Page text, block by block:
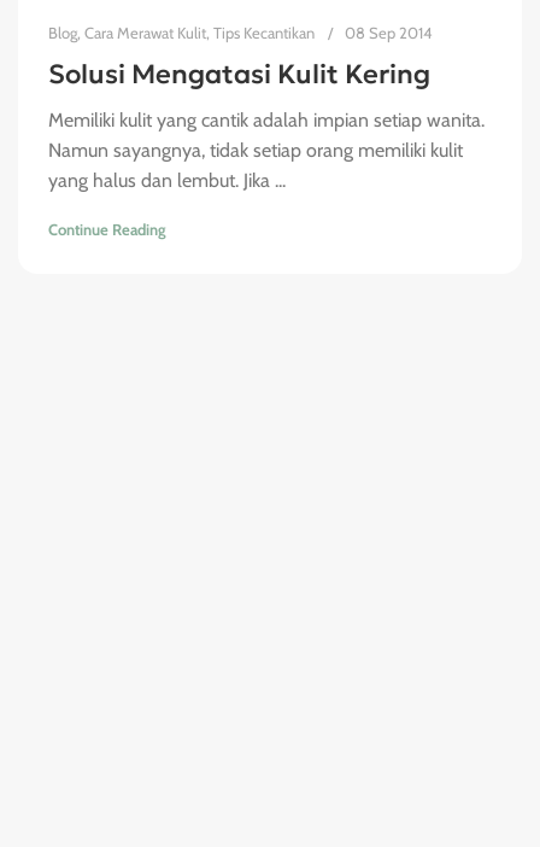
Blog, Cara Merawat Kulit, Tips Kecantikan 08 Sep 2014
Solusi Mengatasi Kulit Kering
Memiliki kulit yang cantik adalah impian setiap wanita.
Namun sayangnya, tidak setiap orang memiliki kulit
yang halus dan lembut. Jika ...
Continue Reading